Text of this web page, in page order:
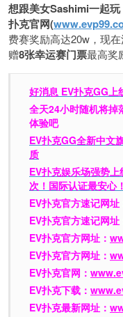
想跟美女Sashimi一起玩
扑克官网(
费赛奖励高达20w，现
赠8张幸运赛门票最高奖
好消息 EV扑克GG上
全天24小时随机将掉
体验吧
EV扑克GG全新中文
质
EV扑克娱乐场强势
次！国际认证最安心！
EV扑克官方速记网址
EV扑克官方速记网址
EV扑克官方网址：
EV扑克官方网址：
EV扑克官网：
EV扑克下载：
EV扑克最新网址：